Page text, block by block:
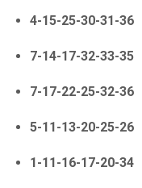
4-15-25-30-31-36
7-14-17-32-33-35
7-17-22-25-32-36
5-11-13-20-25-26
1-11-16-17-20-34